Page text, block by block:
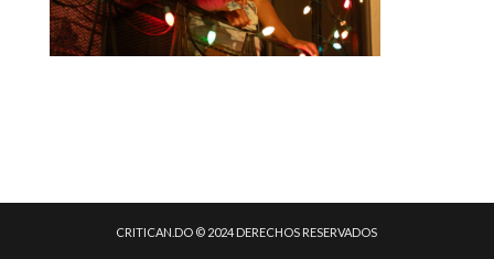
CRITICAN.DO © 2024 DERECHOS RESERVADOS